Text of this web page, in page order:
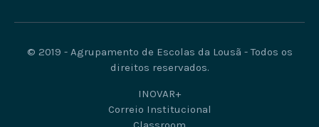
© 2019 - Agrupamento de Escolas da Lousã - Todos os
direitos reservados.
INOVAR+
Correio Institucional